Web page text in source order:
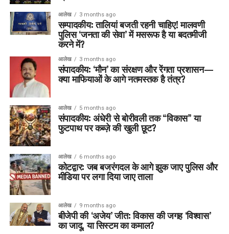
आलेख 3 months ago
सम्पादकीय: तालियां बजती रहनी चाहिए! मालवणी
पुलिस ‘जनता की सेवा’ में मसरूफ है या बदतमीजी
करने में?
आलेख 3 months ago
संपादकीय: ‘मौन’ का संरक्षण और रेंगता प्रशासन—
क्या माफियाओं के आगे नतमस्तक है तंत्र?
आलेख 5 months ago
संपादकीय: अंधेरी से बोरीवली तक “विकास” या
फुटपाथ पर कब्ज़े की खुली छूट?
आलेख 6 months ago
कोटद्वार: जब बजरंगदल के आगे झुक जाए पुलिस और
मीडिया पर लगा दिया जाए ताला
आलेख 9 months ago
बीजेपी की ‘अजेय’ जीत: विकास की जगह ‘विश्वास’
का जादू, या सिस्टम का कमाल?